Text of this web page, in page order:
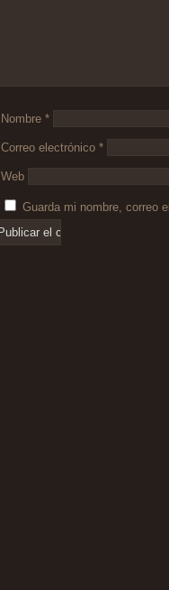
Nombre *
Correo electrónico *
Web
Guarda mi nombre, correo